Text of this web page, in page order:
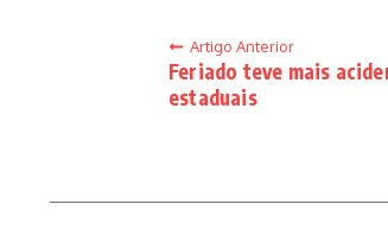
Artigo Anterior
Feriado teve mais
estaduais